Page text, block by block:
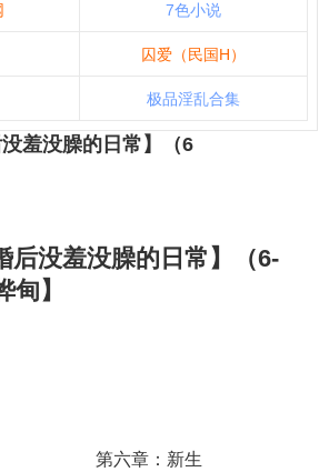
7色小说
囚爱（民国H）
极品淫乱合集
没羞没臊的日常】（6
后没羞没臊的日常】（6-
】
：新生